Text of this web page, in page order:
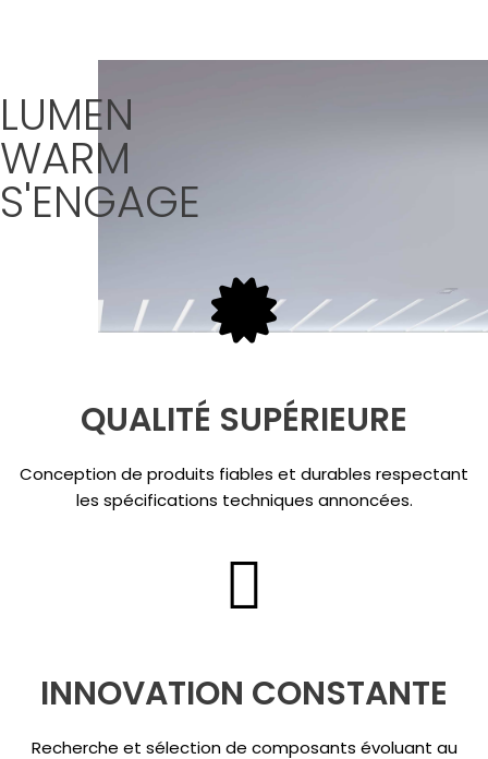
LUMEN
WARM
S'ENGAGE
QUALITÉ SUPÉRIEURE
Conception de produits fiables et durables respectant
les spécifications techniques annoncées.
INNOVATION CONSTANTE
Recherche et sélection de composants évoluant au